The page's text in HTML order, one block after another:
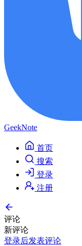
GeekNote
首页
搜索
登录
注册
评论
新评论
登录后发表评论